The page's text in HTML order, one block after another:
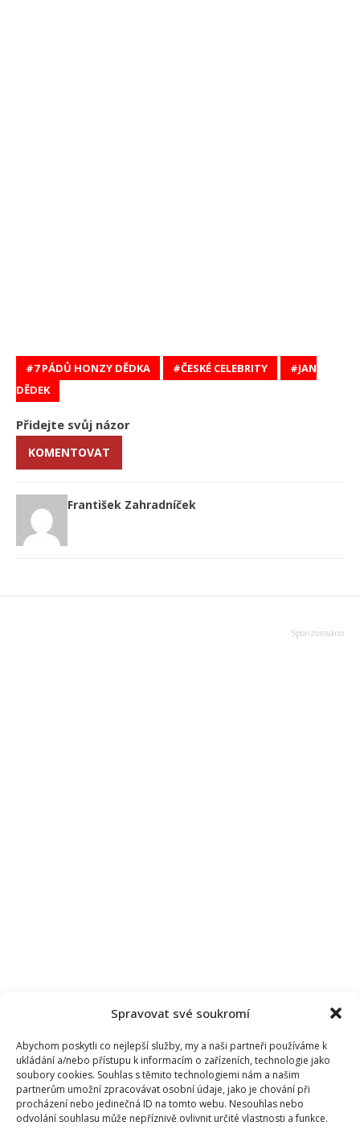
Spravovat své soukromí
Abychom poskytli co nejlepší služby, my a naši partneři používáme k
ukládání a/nebo přístupu k informacím o zařízeních, technologie jako
soubory cookies. Souhlas s těmito technologiemi nám a našim
partnerům umožní zpracovávat osobní údaje, jako je chování při
procházení nebo jedinečná ID na tomto webu. Nesouhlas nebo
odvolání souhlasu může nepříznivě ovlivnit určité vlastnosti a funkce.
7 PÁDŮ HONZY DĚDKA ČESKÉ CELEBRITY
JAN
DĚDEK
Přidejte svůj názor
KOMENTOVAT
František Zahradníček